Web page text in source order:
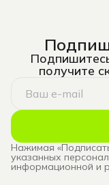
получите
Нажимая
указанных
информационной и